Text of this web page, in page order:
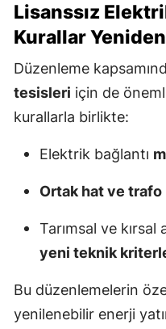
Lisanssız
Kurallar
Düzenleme
tesisleri için de
kurallarla birlikte:
Elektrik bağlantı
Ortak hat ve trafo
Tarımsal ve
yeni teknik
Bu düzenlemelerin
yenilenebilir enerji